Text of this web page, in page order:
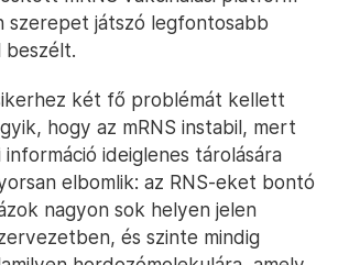
szerepet játszó legfontosabb
két fő problémát kellett
hogy az mRNS instabil, mert
ideiglenes tárolására
elbomlik: az RNS-eket bontó
nagyon sok helyen jelen
és szinte mindig